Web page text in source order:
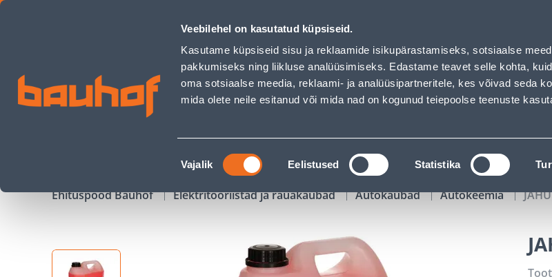
Veebilehel on kasutatud küpsiseid.
Kasutame küpsiseid sisu ja reklaamide isikupärastamiseks, sotsiaalse
pakkumiseks ning liikluse analüüsimiseks. Edastame teavet selle kohta,
oma sotsiaalse meedia, reklaami- ja analüüsipartneritele, kes võivad seda
mida olete neile esitanud või mida nad on kogunud teiepoolse teenuste
Nõusoleku
valik
Vajalik Eelistused Statistika
JAHUTUSVEDELIK -38°C 4L PUNANE - Bauhof has loaded
Äriklienditeenindus Klienditeenindus Teenused Karjäärileht
OTSI
KAMPAANIAD KATALOOGID
Ehituspood Bauhof Elektritööriistad ja rauakaubad Autokaubad Autokeemia